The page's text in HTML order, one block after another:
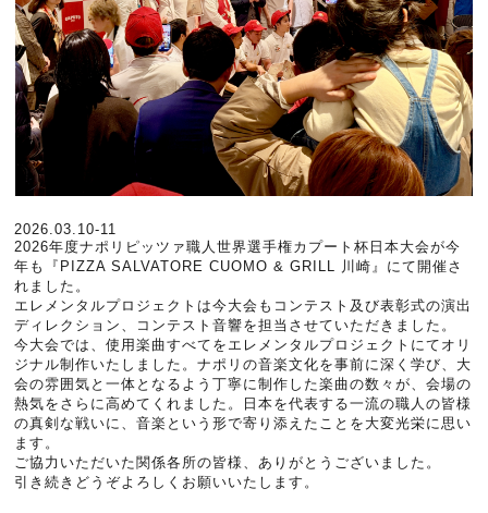
2026.03.10-11
2026年度ナポリピッツァ職人世界選手権カプート杯日本大会が今
年も『PIZZA SALVATORE CUOMO & GRILL 川崎』にて開催さ
れました。
エレメンタルプロジェクトは今大会もコンテスト及び表彰式の演出
ディレクション、コンテスト音響を担当させていただきました。
今大会では、使用楽曲すべてをエレメンタルプロジェクトにてオリ
ジナル制作いたしました。ナポリの音楽文化を事前に深く学び、大
会の雰囲気と一体となるよう丁寧に制作した楽曲の数々が、会場の
熱気をさらに高めてくれました。日本を代表する一流の職人の皆様
の真剣な戦いに、音楽という形で寄り添えたことを大変光栄に思い
ます。
ご協力いただいた関係各所の皆様、ありがとうございました。
引き続きどうぞよろしくお願いいたします。